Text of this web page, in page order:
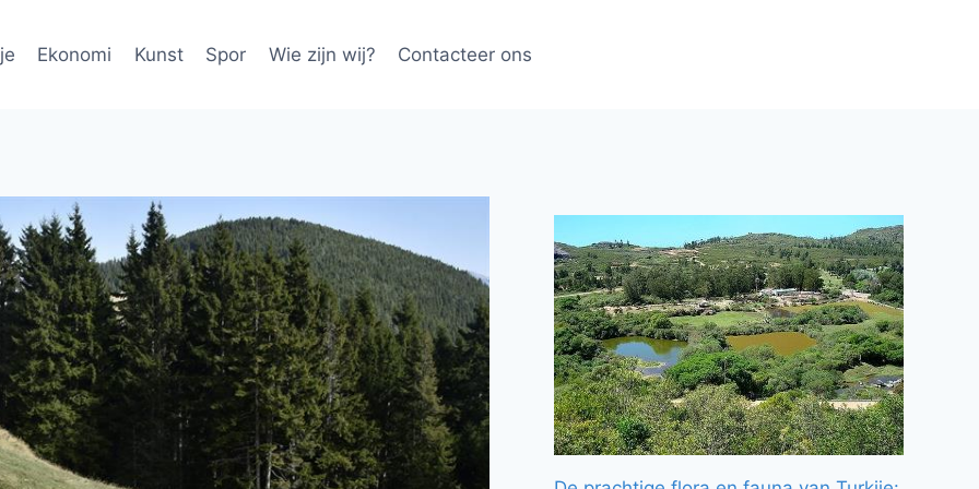
Ekonomi Kunst Spor Wie zijn wij? Contacteer ons